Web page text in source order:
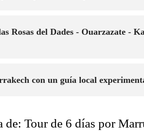
Rosas del Dades - Ouarzazate -
con un guía local
de: Tour de 6 días por